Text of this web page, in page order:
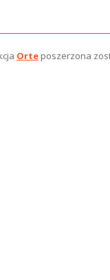
Orte poszerzona